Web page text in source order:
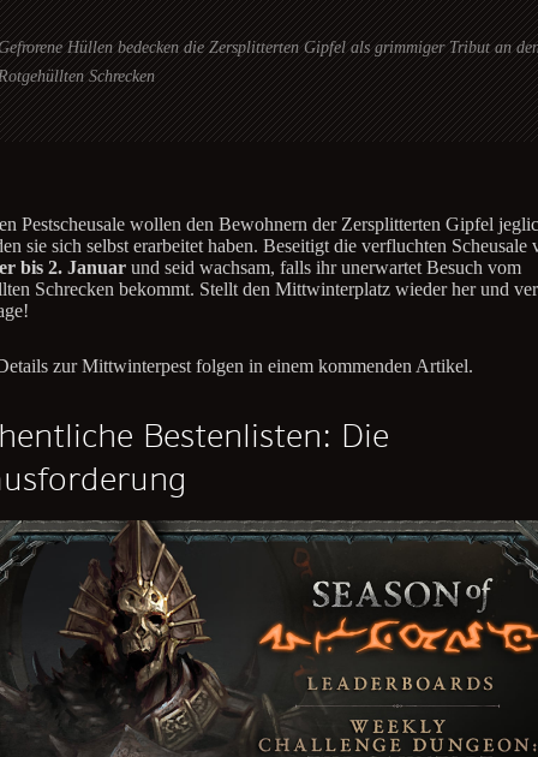
Hüllen bedecken die Zersplitterten Gipfel als grimmiger Tribut an
Schrecken
Pestscheusale wollen den Bewohnern der Zersplitterten Gipfel
sie sich selbst erarbeitet haben. Beseitigt die verfluchten Scheusale
bis 2. Januar und seid wachsam, falls ihr unerwartet Besuch vom
Schrecken bekommt. Stellt den Mittwinterplatz wieder her und
zur Mittwinterpest folgen in einem kommenden Artikel.
Bestenlisten: Die